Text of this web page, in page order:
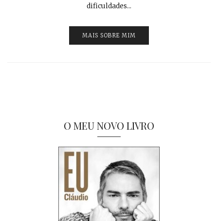
dificuldades...
MAIS SOBRE MIM
O MEU NOVO LIVRO